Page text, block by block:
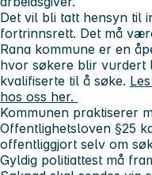
Det vil bli tatt hensyn til
fortrinnsrett. Det må
Rana kommune er en
hvor søkere blir vurdert
kvalifiserte til å søke.
hos oss her.
Kommunen praktiserer
Offentlighetsloven §25
offentliggjort selv om
Gyldig politiattest må